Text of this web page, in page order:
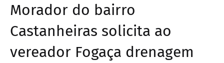
Morador do bairro
Castanheiras solicita ao
vereador Fogaça drenagem